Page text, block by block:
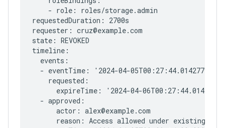
    - role: roles/storage.admin
requestedDuration: 2700s
requester: cruz@example.com
state: REVOKED
timeline:
  events:
  - eventTime: '2024-04-05T00:27:44.014277946Z'
    requested:
expireTime: '2024-04-
  - approved:
      actor: alex@example.com
reason: Access allowed under existing